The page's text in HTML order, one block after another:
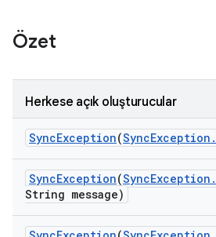
Özet
Herkese açık oluşturucular
SyncException(SyncException .
SyncException(SyncException .
String message)